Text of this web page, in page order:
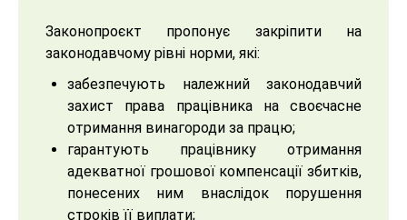
Законопроєкт пропонує закріпити на
законодавчому рівні норми, які:
забезпечують належний законодавчий
захист права працівника на своєчасне
отримання винагороди за працю;
гарантують працівнику отримання
адекватної грошової компенсації збитків,
понесених ним внаслідок порушення
строків її виплати;